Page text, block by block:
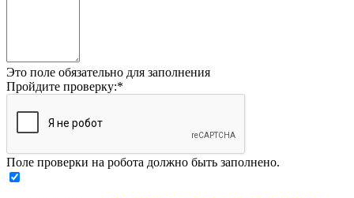
Это поле обязательно для заполнения
Пройдите проверку:*
Поле проверки на робота должно быть заполнено.